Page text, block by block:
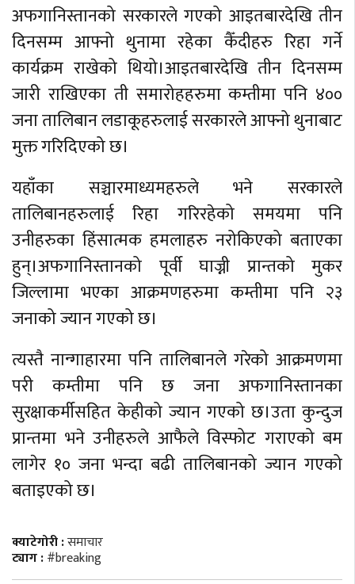
अफगानिस्तानको सरकारले गएको आइतबारदेखि तीन
दिनसम्म आफ्नो थुनामा रहेका कैँदीहरु रिहा गर्ने
कार्यक्रम राखेको थियो।आइतबारदेखि तीन दिनसम्म
जारी राखिएका ती समारोहहरुमा कम्तीमा पनि ४००
जना तालिबान लडाकूहरुलाई सरकारले आफ्नो थुनाबाट
मुक्त गरिदिएको छ।
यहाँका सञ्चारमाध्यमहरुले भने सरकारले
तालिबानहरुलाई रिहा गरिरहेको समयमा पनि
उनीहरुका हिंसात्मक हमलाहरु नरोकिएको बताएका
हुन्।अफगानिस्तानको पूर्वी घाज्नी प्रान्तको मुकर
जिल्लामा भएका आक्रमणहरुमा कम्तीमा पनि २३
जनाको ज्यान गएको छ।
त्यस्तै नान्गाहारमा पनि तालिबानले गरेको आक्रमणमा
परी कम्तीमा पनि छ जना अफगानिस्तानका
सुरक्षाकर्मीसहित केहीको ज्यान गएको छ।उता कुन्दुज
प्रान्तमा भने उनीहरुले आफैले विस्फोट गराएको बम
लागेर १० जना भन्दा बढी तालिबानको ज्यान गएको
बताइएको छ।
क्याटेगोरी :समाचार
ट्याग :#breaking